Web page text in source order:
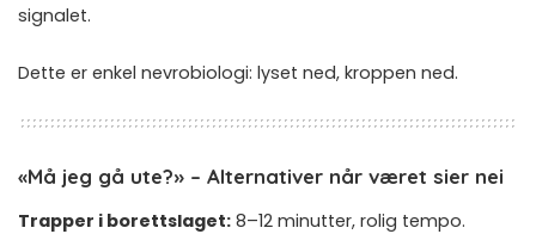
signalet.
Dette er enkel nevrobiologi: lyset ned, kroppen ned.
«Må jeg gå ute?» – Alternativer når været sier nei
Trapper i borettslaget: 8–12 minutter, rolig tempo.